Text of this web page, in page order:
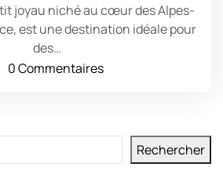
joyau niché au cœur des Alpes-
est une destination idéale pour
des…
0 Commentaires
Rechercher